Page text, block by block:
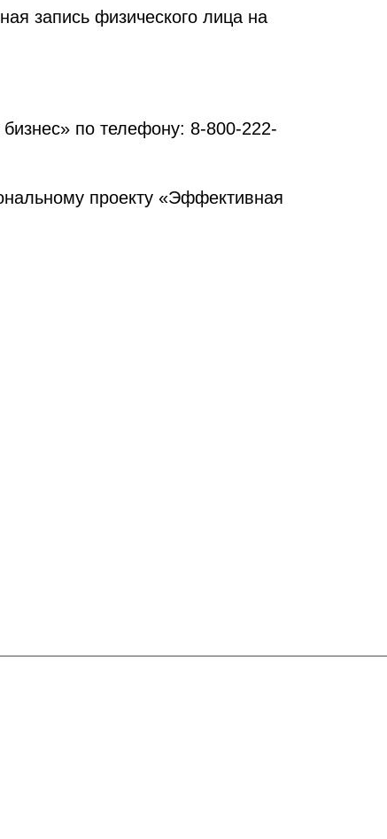
запись физического лица на
по телефону: 8-800-222-
проекту «Эффективная